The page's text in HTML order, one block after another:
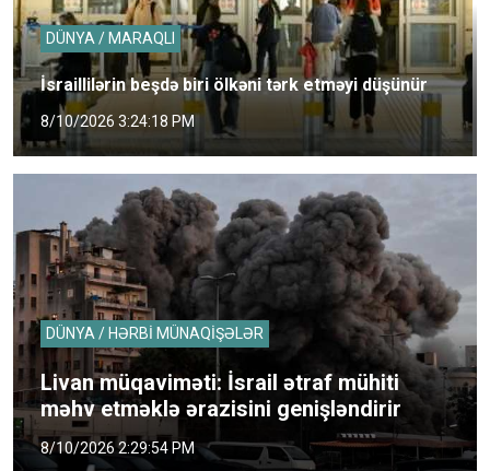
DÜNYA / MARAQLI
İsraillilərin beşdə biri ölkəni tərk etməyi düşünür
8/10/2026 3:24:18 PM
DÜNYA / HƏRBİ MÜNAQİŞƏLƏR
Livan müqaviməti: İsrail ətraf mühiti
məhv etməklə ərazisini genişləndirir
8/10/2026 2:29:54 PM